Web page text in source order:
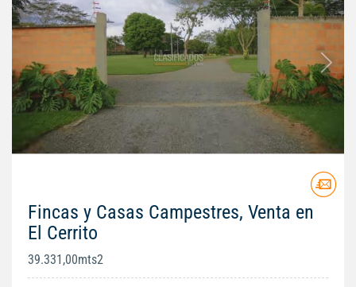
Fincas y Casas Campestres, Venta en
El Cerrito
39.331,00mts2